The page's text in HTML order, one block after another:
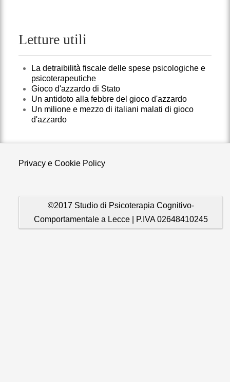
Letture utili
La detraibilità fiscale delle spese psicologiche e
psicoterapeutiche
Gioco d'azzardo di Stato
Un antidoto alla febbre del gioco d'azzardo
Un milione e mezzo di italiani malati di gioco
d'azzardo
Privacy e Cookie Policy
©2017 Studio di Psicoterapia Cognitivo-
Comportamentale a Lecce | P.IVA 02648410245